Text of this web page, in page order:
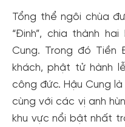
Tổng thể ngôi chùa
“Đinh”, chia thành
Cung. Trong đó Tiền
khách, phật tử hành
công đức. Hậu Cung
cùng với các vị anh
khu vực nổi bật nhất